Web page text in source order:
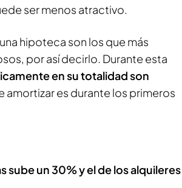
ser menos atractivo.
hipoteca son los que más
por así decirlo. Durante esta
en su totalidad son
amortizar es durante los primeros
sube un 30% y el de los